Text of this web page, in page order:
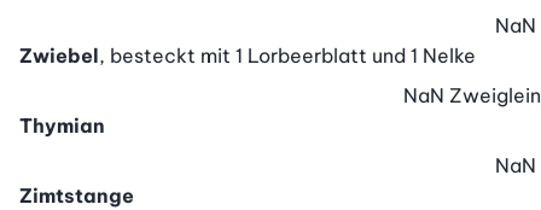
Zwiebel, besteckt mit 1 Lorbeerblatt und 1 Nelke
NaN
Thymian
NaN Zweiglein
Zimtstange
NaN